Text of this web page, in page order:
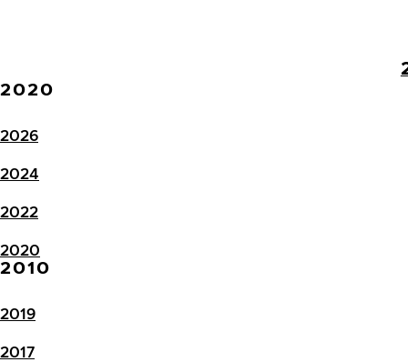
2020
2026
2024
2022
2020
2010
2019
2017